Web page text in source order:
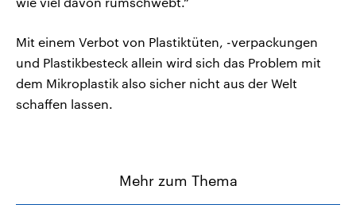
Mit einem Verbot von Plastiktüten, -verpackungen
und Plastikbesteck allein wird sich das Problem mit
dem Mikroplastik also sicher nicht aus der Welt
schaffen lassen.
Mehr zum Thema